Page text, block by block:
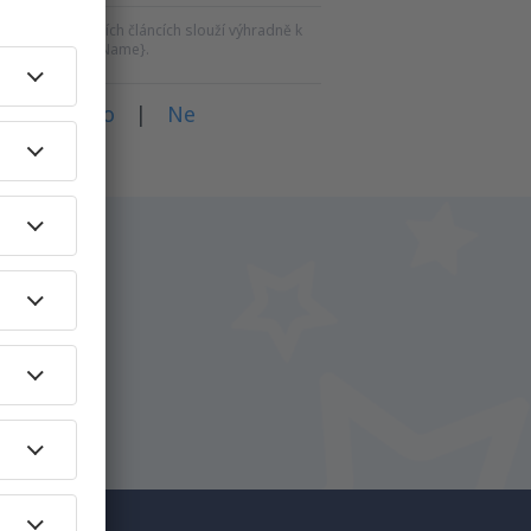
a souvisejících článcích slouží výhradně k
vůči {siteName}.
Ano | Ne